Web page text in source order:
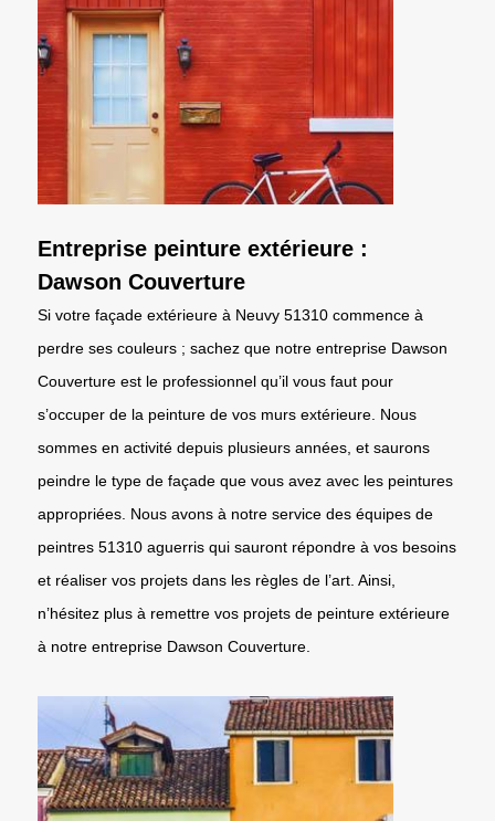
Entreprise peinture extérieure :
Dawson Couverture
Si votre façade extérieure à Neuvy 51310 commence à
perdre ses couleurs ; sachez que notre entreprise Dawson
Couverture est le professionnel qu’il vous faut pour
s’occuper de la peinture de vos murs extérieure. Nous
sommes en activité depuis plusieurs années, et saurons
peindre le type de façade que vous avez avec les peintures
appropriées. Nous avons à notre service des équipes de
peintres 51310 aguerris qui sauront répondre à vos besoins
et réaliser vos projets dans les règles de l’art. Ainsi,
n’hésitez plus à remettre vos projets de peinture extérieure
à notre entreprise Dawson Couverture.